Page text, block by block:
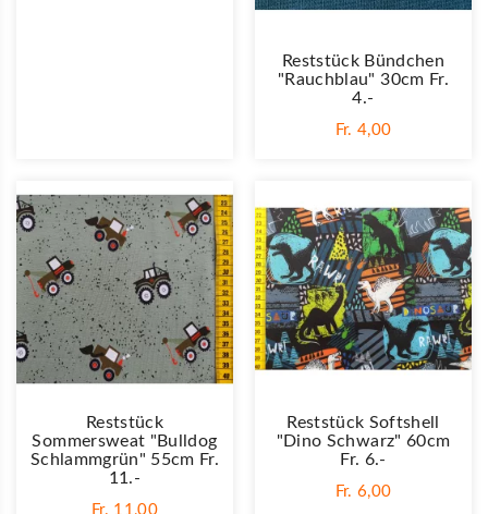
Reststück Bündchen
"rauchblau" 30cm Fr.
4.-
Fr. 4,00
Reststück
Sommersweat "Bulldog
Schlammgrün" 55cm Fr.
11.-
Fr. 11,00
Reststück Softshell
"Dino Schwarz" 60cm
Fr. 6.-
Fr. 6,00